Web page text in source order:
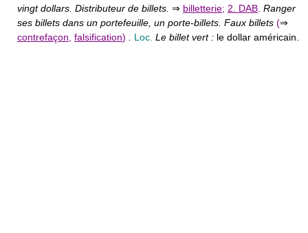
vingt dollars. Distributeur de billets. ⇒ billetterie; 2. DAB Ranger
ses billets dans un portefeuille, un porte-billets. Faux billets (⇒
contrefaçon falsification) Loc. Le billet vert : le dollar américain.